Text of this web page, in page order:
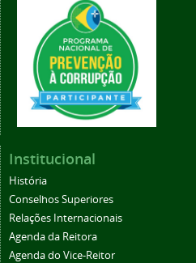
Institucional
História
Conselhos Superiores
Relações Internacionais
Agenda da Reitora
Agenda do Vice-Reitor